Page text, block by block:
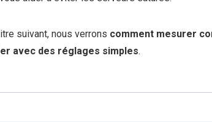
suivant, nous verrons comment mesurer
avec des réglages simples.